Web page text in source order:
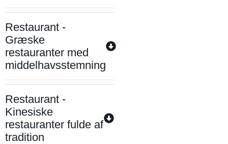
Restaurant -
Græske
restauranter med
middelhavsstemning
Restaurant -
Kinesiske
restauranter fulde af
tradition